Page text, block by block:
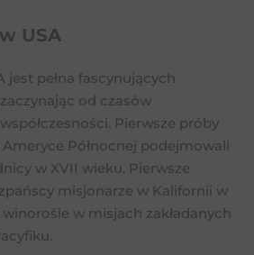
USA
jest pełna fascynujących
od czasów
Pierwsze próby
Północnej podejmowali
w XVII wieku. Pierwsze
misjonarze w Kalifornii w
w misjach zakładanych